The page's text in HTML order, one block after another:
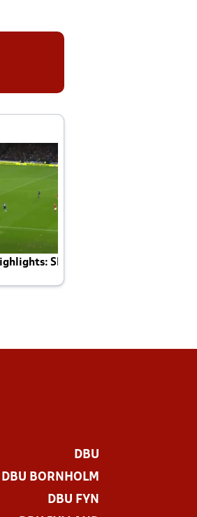
Skotland - Danmark 4-2
DBU
DBU BORNHOLM
DBU FYN